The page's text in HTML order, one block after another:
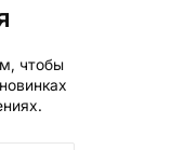
чтобы